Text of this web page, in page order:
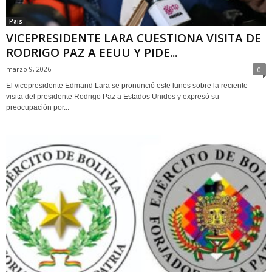
Pais
VICEPRESIDENTE LARA CUESTIONA VISITA DE
RODRIGO PAZ A EEUU Y PIDE...
marzo 9, 2026 0
El vicepresidente Edmand Lara se pronunció este lunes sobre la reciente
visita del presidente Rodrigo Paz a Estados Unidos y expresó su
preocupación por...